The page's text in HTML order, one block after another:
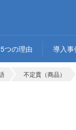
つの理由 導入事
不定貫（商品）